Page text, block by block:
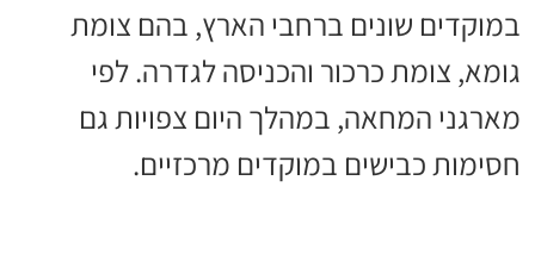
במוקדים שונים ברחבי הארץ, בהם צומת
גומא, צומת כרכור והכניסה לגדרה. לפי
מארגני המחאה, במהלך היום צפויות גם
חסימות כבישים במוקדים מרכזיים.